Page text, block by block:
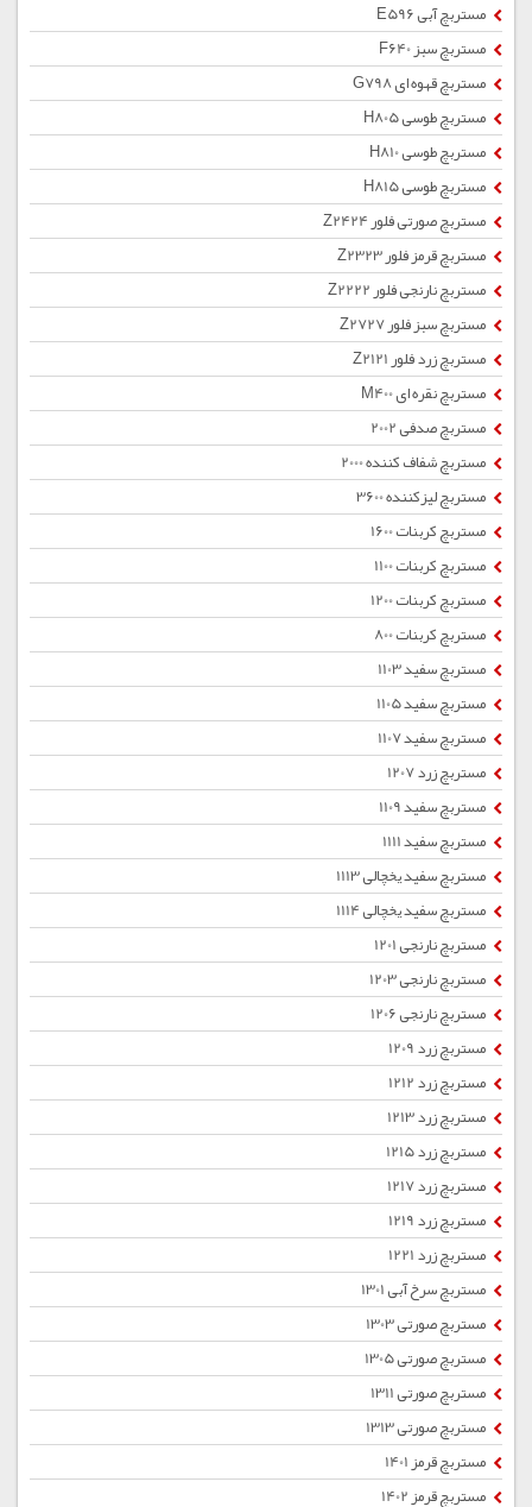
مستربچ آبی E596
مستربچ سبز F640
مستربچ قهوه ای G798
مستربچ طوسی H805
مستربچ طوسی H810
مستربچ طوسی H815
مستربچ صورتی فلور Z2424
مستربچ قرمز فلور Z2323
مستربچ نارنجی فلور Z2222
مستربچ سبز فلور Z2727
مستربچ زرد فلور Z2121
مستربچ نقره ای M400
مستربچ صدفی 2002
مستربچ شفاف کننده 2000
مستربچ لیزکننده 3600
مستربچ کربنات 1600
مستربچ کربنات 1100
مستربچ کربنات 1200
مستربچ کربنات 800
مستربچ سفید 1103
مستربچ سفید 1105
مستربچ سفید 1107
مستربچ زرد 1207
مستربچ سفید 1109
مستربچ سفید 1111
مستربچ سفید یخچالی 1113
مستربچ سفید یخچالی 1114
مستربچ نارنجی 1201
مستربچ نارنجی 1203
مستربچ نارنجی 1206
مستربچ زرد 1209
مستربچ زرد 1212
مستربچ زرد 1213
مستربچ زرد 1215
مستربچ زرد 1217
مستربچ زرد 1219
مستربچ زرد 1221
مستربچ سرخ آبی 1301
مستربچ صورتی 1303
مستربچ صورتی 1305
مستربچ صورتی 1311
مستربچ صورتی 1313
مستربچ قرمز 1401
مستربچ قرمز 1402